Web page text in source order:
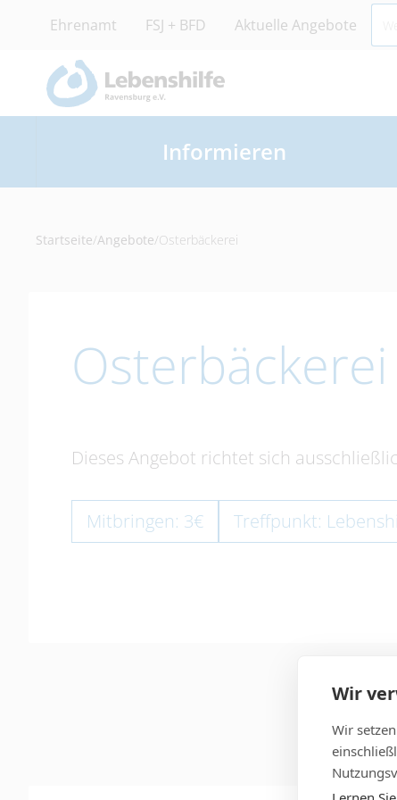
Wir
Wir
Ehrenamt FSJ + BFD Aktuelle Angebote
Informieren
Startseite/Angebote/Osterbäckerei
Osterbäckerei
Dieses Angebot richtet sich
Mitbringen: 3€ Treffpunkt: